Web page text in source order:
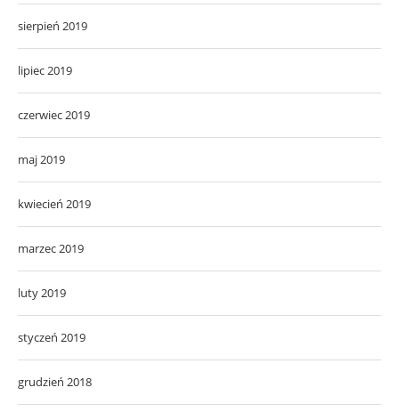
sierpień 2019
lipiec 2019
czerwiec 2019
maj 2019
kwiecień 2019
marzec 2019
luty 2019
styczeń 2019
grudzień 2018